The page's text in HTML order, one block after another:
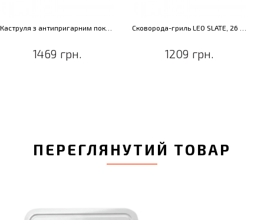
1469 грн. 1209 грн.
ПЕРЕГЛЯНУТИЙ ТОВАР